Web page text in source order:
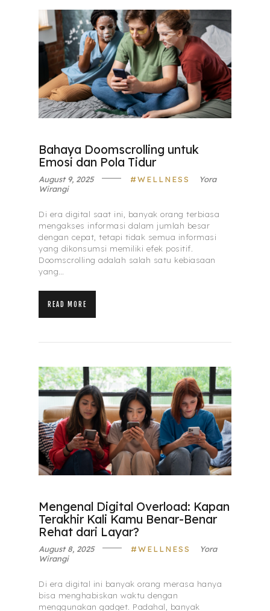
Bahaya Doomscrolling untuk
Emosi dan Pola Tidur
August 9, 2025 WELLNESS
Yora
Wirangi
Di era digital saat ini, banyak orang terbiasa
mengakses informasi dalam jumlah besar
dengan cepat, tetapi tidak semua informasi
yang dikonsumsi memiliki efek positif.
Doomscrolling adalah salah satu kebiasaan
yang…
READ MORE
Mengenal Digital Overload: Kapan
Terakhir Kali Kamu Benar-Benar
Rehat dari Layar?
August 8, 2025 WELLNESS
Yora
Wirangi
Di era digital ini banyak orang merasa hanya
bisa menghabiskan waktu dengan
menggunakan gadget. Padahal, banyak